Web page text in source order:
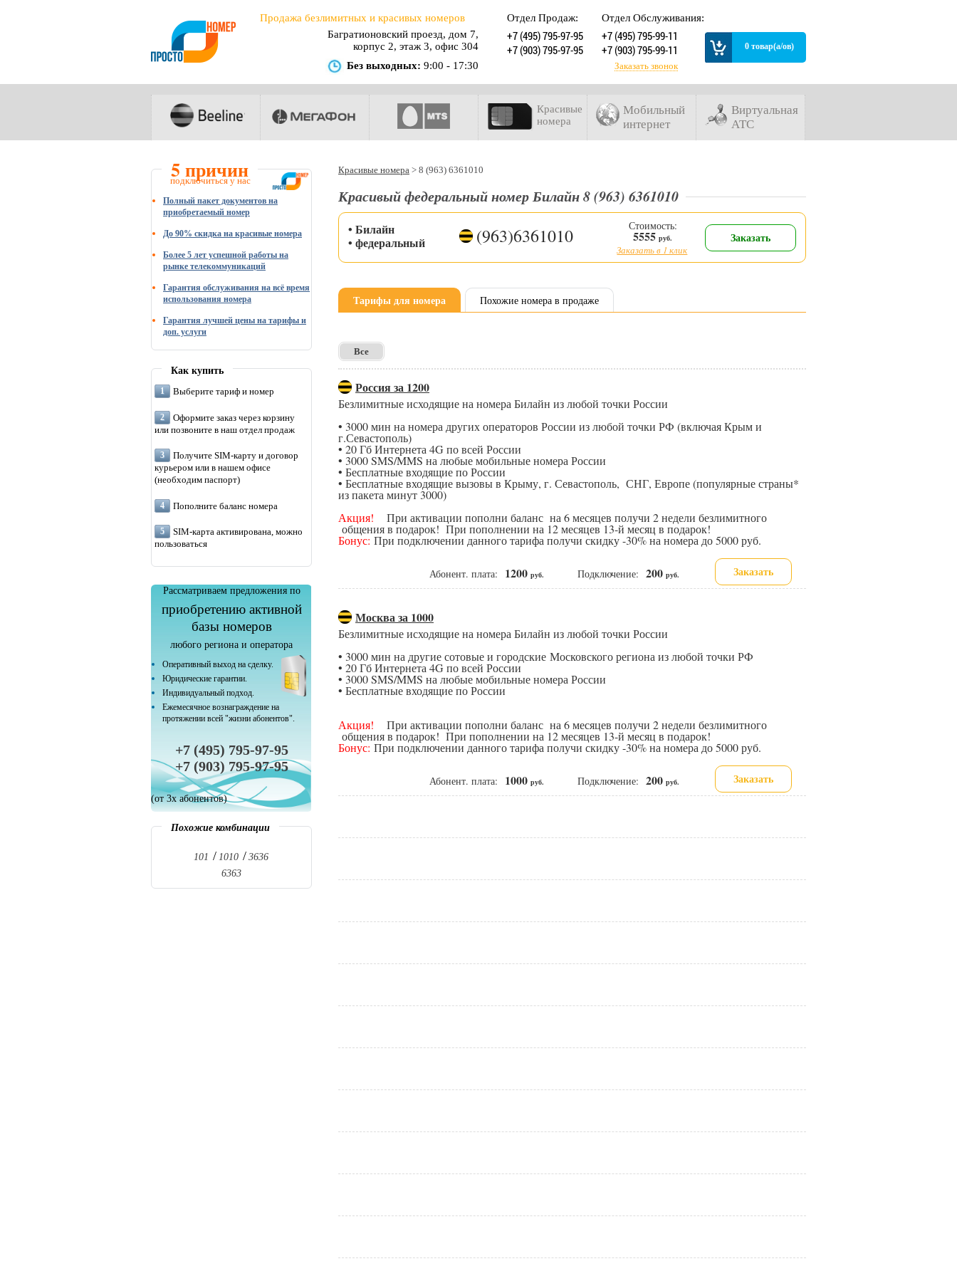
Продажа безлимитных и красивых номеров
Багратионовский проезд, дом 7,
корпус 2, этаж 3, офис 304
Без выходных: 9:00 - 17:30
Отдел Продаж:
+7 (495) 795-97-95
+7 (903) 795-97-95
Отдел Обслуживания:
+7 (495) 795-99-11
+7 (903) 795-99-11
Заказать звонок
0 товар(а/ов)
Красивые
номера
Мобильный
интернет
Виртуальная
АТС
5 причин
подключиться у нас
Полный пакет документов на
приобретаемый номер
До 90% скидка на красивые номера
Более 5 лет успешной работы на
рынке телекоммуникаций
Гарантия обслуживания на всё время
использования номера
Гарантия лучшей цены на тарифы и
доп. услуги
Как купить
Выберите тариф и номер
Оформите заказ через корзину
или позвоните в наш отдел продаж
Получите SIM-карту и договор
курьером или в нашем офисе
(необходим паспорт)
Пополните баланс номера
SIM-карта активирована, можно
пользоваться
Рассматриваем предложения по
приобретению активной
базы номеров
любого региона и оператора
Оперативный выход на сделку.
Юридические гарантии.
Индивидуальный подход.
Ежемесячное вознаграждение на
протяжении всей "жизни абонентов".
+7 (495) 795-97-95
+7 (903) 795-97-95
(от 3х абонентов)
Похожие комбинации
101 1010
3636
6363
Красивые номера > 8 (963) 6361010
Красивый федеральный номер Билайн 8 (963) 6361010
• Билайн
• федеральный
(963)6361010 Стоимость:
5555 руб.
Заказать в 1 клик
Заказать
Тарифы для номера Похожие номера в продаже
Все
Россия за 1200
Безлимитные исходящие на номера Билайн из любой точки России
• 3000 мин на номера других операторов России из любой точки РФ (включая Крым и
г.Севастополь)
• 20 Гб Интернета 4G по всей России
• 3000 SMS/MMS на любые мобильные номера России
• Бесплатные входящие по России
• Бесплатные входящие вызовы в Крыму, г. Севастополь, СНГ, Европе (популярные страны*
из пакета минут 3000)
Акция! При активации пополни баланс на 6 месяцев получи 2 недели безлимитного
общения в подарок! При пополнении на 12 месяцев 13-й месяц в подарок!
Бонус: При подключении данного тарифа получи скидку -30% на номера до 5000 руб.
Абонент. плата: 1200 руб. Подключение: 200 руб. Заказать
Москва за 1000
Безлимитные исходящие на номера Билайн из любой точки России
• 3000 мин на другие сотовые и городские Московского региона из любой точки РФ
• 20 Гб Интернета 4G по всей России
• 3000 SMS/MMS на любые мобильные номера России
• Бесплатные входящие по России
Акция! При активации пополни баланс на 6 месяцев получи 2 недели безлимитного
общения в подарок! При пополнении на 12 месяцев 13-й месяц в подарок!
Бонус: При подключении данного тарифа получи скидку -30% на номера до 5000 руб.
Абонент. плата: 1000 руб. Подключение: 200 руб. Заказать